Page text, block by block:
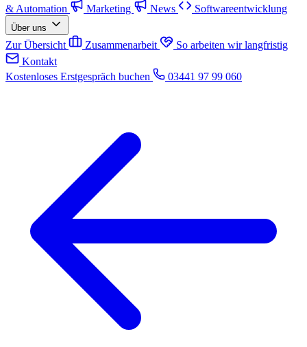
& Automation
Marketing News Softwareentwicklung
Über uns
Zur Übersicht Zusammenarbeit
So arbeiten wir langfristig
Kontakt
Kostenloses Erstgespräch buchen
03441 97 99 060